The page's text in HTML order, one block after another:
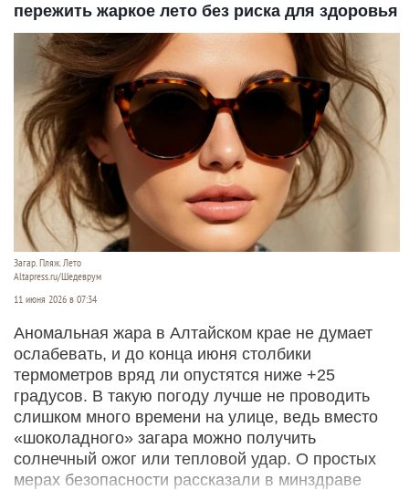
пережить жаркое лето без риска для здоровья
Загар. Пляж. Лето
Altapress.ru/Шедеврум
11 июня 2026 в 07:34
Аномальная жара в Алтайском крае не думает
ослабевать, и до конца июня столбики
термометров вряд ли опустятся ниже +25
градусов. В такую погоду лучше не проводить
слишком много времени на улице, ведь вместо
«шоколадного» загара можно получить
солнечный ожог или тепловой удар. О простых
мерах безопасности рассказали в минздраве